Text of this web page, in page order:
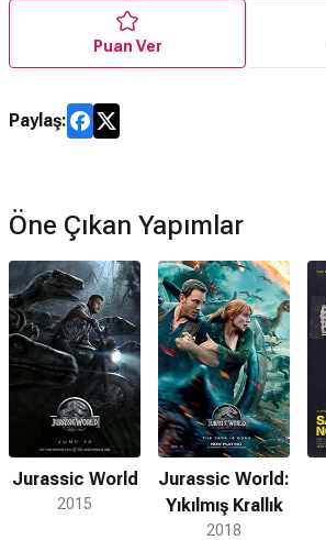
Puan Ver
Paylaş:
Öne Çıkan Yapımlar
Jurassic World
2015
Jurassic World:
Yıkılmış Krallık
2018